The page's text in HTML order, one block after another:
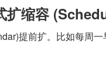
扩缩容
提前扩。比如每周一